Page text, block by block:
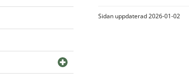
Sidan uppdaterad 2026-01-02